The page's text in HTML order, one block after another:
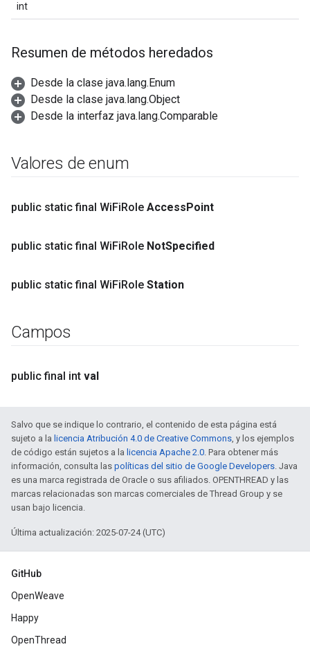
int
Resumen de métodos heredados
Desde la clase java.lang.Enum
Desde la clase java.lang.Object
Desde la interfaz java.lang.Comparable
Valores de enum
public static final WiFiRole AccessPoint
public static final WiFiRole NotSpecified
public static final WiFiRole Station
Campos
public final int val
Salvo que se indique lo contrario, el contenido de esta página está
sujeto a la licencia Atribución 4.0 de Creative Commons, y los ejemplos
de código están sujetos a la licencia Apache 2.0. Para obtener más
información, consulta las políticas del sitio de Google Developers. Java
es una marca registrada de Oracle o sus afiliados. OPENTHREAD y las
marcas relacionadas son marcas comerciales de Thread Group y se
usan bajo licencia.
Última actualización: 2025-07-24 (UTC)
GitHub
OpenWeave
Happy
OpenThread